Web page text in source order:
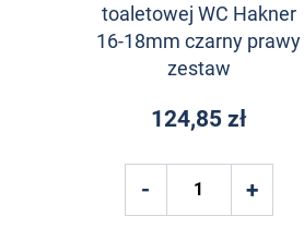
toaletowej WC Hakner
16-18mm czarny prawy
zestaw
124,85 zł